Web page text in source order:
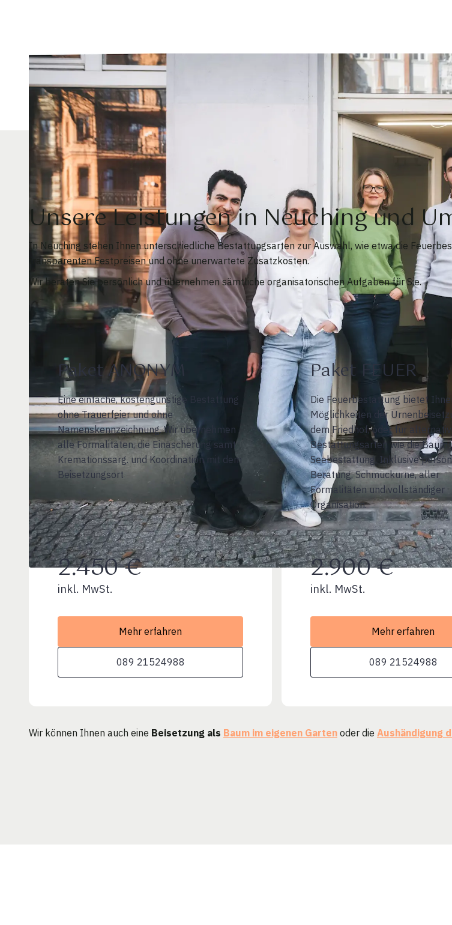
Unsere Leistungen in Neuching und
In Neuching stehen Ihnen unterschiedliche Bestattungsarten zur Auswahl, wie etwa die
transparenten Festpreisen und ohne unerwartete Zusatzkosten.
Wir beraten Sie persönlich und übernehmen sämtliche organisatorischen Aufgaben für Sie.
Paket ANONYM
Eine einfache, kostengünstige Bestattung
ohne Trauerfeier und ohne
Namenskennzeichnung. Wir übernehmen
alle Formalitäten, die Einäscherung samt
Kremationssarg. und Koordination mit dem
Beisetzungsort
2.450 €
inkl. MwSt.
Mehr erfahren
089 21524988
Paket FEUER
Die Feuerbestattung bietet
Möglichkeiten der
dem Friedhof, oder für
Bestattungsarten wie die
Seebestattung. Inklusive
Beratung, Schmuckurne, aller
Formalitäten und vollständiger
Organisation.
2.900 €
inkl. MwSt.
Mehr erfahren
089 21524988
Wir können Ihnen auch eine Beisetzung als Baum im eigenen Garten oder die Aushändigung